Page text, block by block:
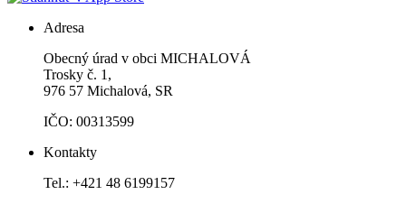
Adresa
Obecný úrad v obci MICHALOVÁ
Trosky č. 1,
976 57 Michalová, SR
IČO: 00313599
Kontakty
Tel.: +421 48 6199157